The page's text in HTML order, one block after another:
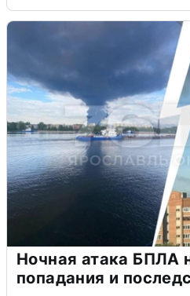
Ночная атака БПЛА
попадания и